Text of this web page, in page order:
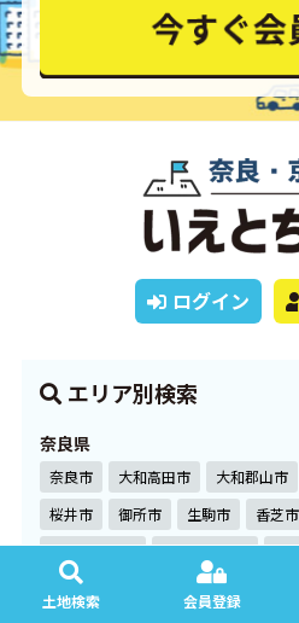
土地検索 会員登録
ログイン
エリア別検索
奈良県
奈良市 大和高田市 大和郡山市
桜井市
御所市 生駒市 香芝市
生駒郡平群町
生駒郡三郷町 生
磯城郡川西町
磯城郡三宅町
磯